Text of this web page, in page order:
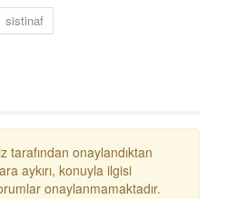
sistinaf
tarafından onaylandıktan
aykırı, konuyla ilgisi
onaylanmamaktadır.